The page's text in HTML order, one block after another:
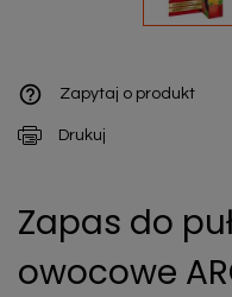
help_outline Zapytaj o produkt
Drukuj
Zapas do
owocowe